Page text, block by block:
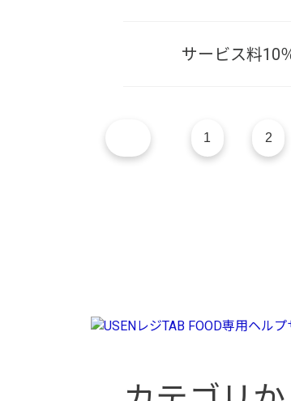
サービス料10
1 2